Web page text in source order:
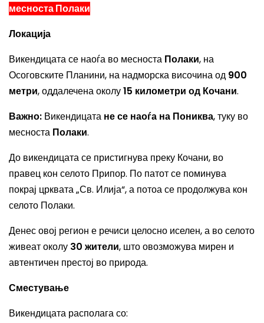
месноста Полаки
Локација
Викендицата се наоѓа во месноста Полаки, на
Осоговските Планини, на надморска височина од 900
метри, оддалечена околу15 километри од Кочани.
Важно: Викендицата не се наоѓа на Пониква, туку во
месноста Полаки.
До викендицата се пристигнува преку Кочани, во
правец кон селото Припор. По патот се поминува
покрај црквата „Св. Илија“, а потоа се продолжува кон
селото Полаки.
Денес овој регион е речиси целосно иселен, а во селото
живеат околу 30 жители, што овозможува мирен и
автентичен престој во природа.
Сместување
Викендицата располага со: